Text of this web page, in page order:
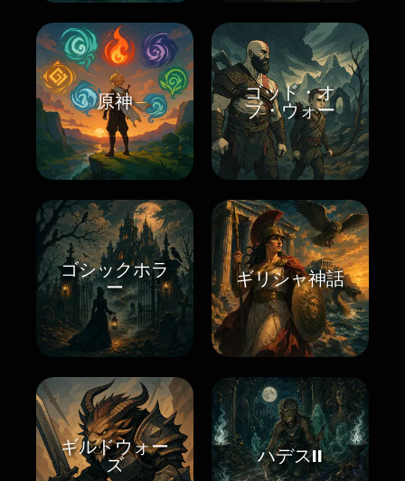
原神
ゴッド・オ
ブ・ウォー
ゴシックホラ
ー
ギリシャ神話
ギルドウォー
ズ
ハデスII